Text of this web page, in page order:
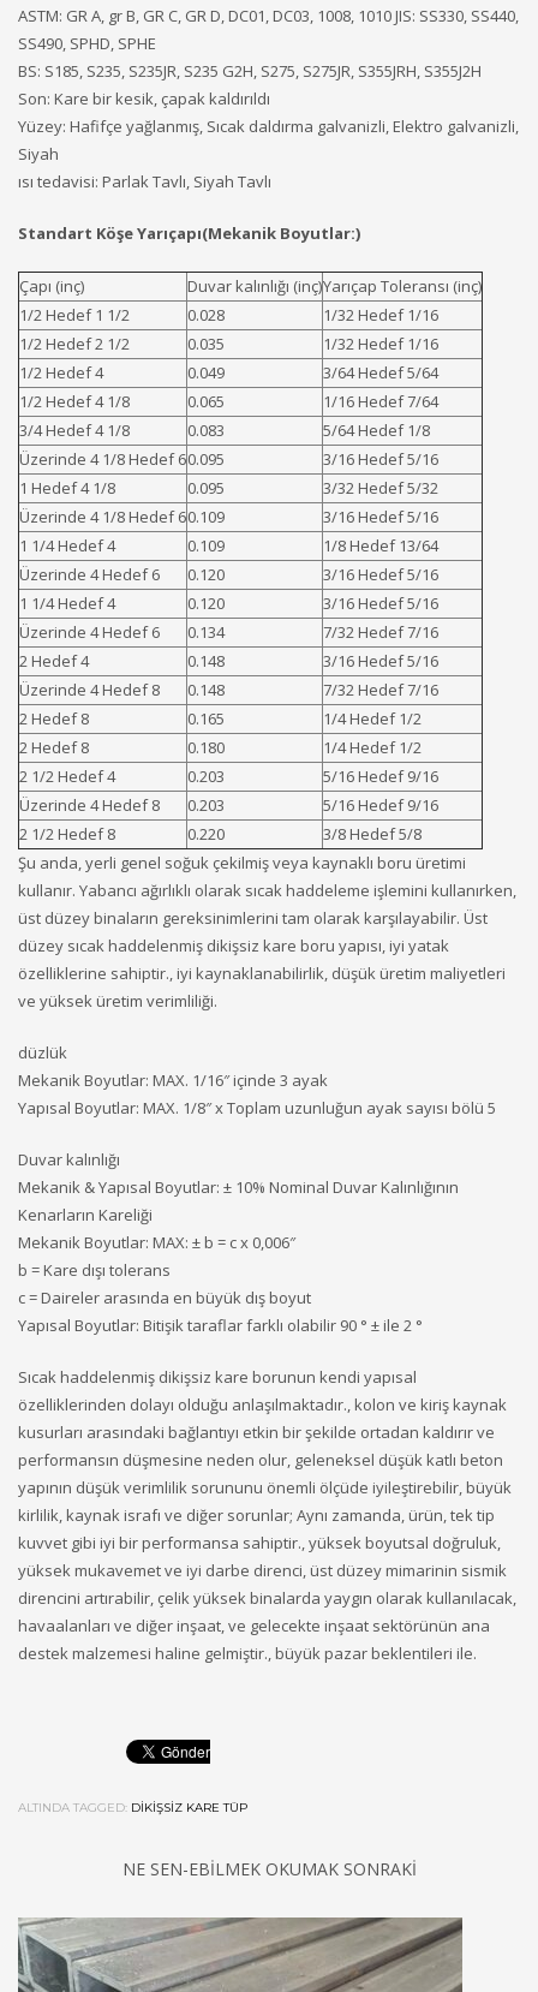
ASTM: GR A, gr B, GR C, GR D, DC01, DC03, 1008, 1010 JIS: SS330, SS440,
SS490, SPHD, SPHE
BS: S185, S235, S235JR, S235 G2H, S275, S275JR, S355JRH, S355J2H
Son: Kare bir kesik, çapak kaldırıldı
Yüzey: Hafifçe yağlanmış, Sıcak daldırma galvanizli, Elektro galvanizli,
Siyah
ısı tedavisi: Parlak Tavlı, Siyah Tavlı
Standart Köşe Yarıçapı(Mekanik Boyutlar:)
Çapı (inç) Duvar kalınlığı (inç)Yarıçap Toleransı (inç)
1/2 Hedef 1 1/2
0.028
1/32 Hedef 1/16
1/2 Hedef 2 1/2
0.035
1/32 Hedef 1/16
1/2 Hedef 4
0.049
3/64 Hedef 5/64
1/2 Hedef 4 1/8
0.065
1/16 Hedef 7/64
3/4 Hedef 4 1/8
0.083
5/64 Hedef 1/8
Üzerinde 4 1/8 Hedef 60.095
3/16 Hedef 5/16
1 Hedef 4 1/8
0.095
3/32 Hedef 5/32
Üzerinde 4 1/8 Hedef 60.109
3/16 Hedef 5/16
1 1/4 Hedef 4
0.109
1/8 Hedef 13/64
Üzerinde 4 Hedef 6
0.120
3/16 Hedef 5/16
1 1/4 Hedef 4
0.120
3/16 Hedef 5/16
Üzerinde 4 Hedef 6
0.134
7/32 Hedef 7/16
2 Hedef 4
0.148
3/16 Hedef 5/16
Üzerinde 4 Hedef 8
0.148
7/32 Hedef 7/16
2 Hedef 8
0.165
1/4 Hedef 1/2
2 Hedef 8
0.180
1/4 Hedef 1/2
2 1/2 Hedef 4
0.203
5/16 Hedef 9/16
Üzerinde 4 Hedef 8
0.203
5/16 Hedef 9/16
2 1/2 Hedef 8
0.220
3/8 Hedef 5/8
Şu anda, yerli genel soğuk çekilmiş veya kaynaklı boru üretimi
kullanır. Yabancı ağırlıklı olarak sıcak haddeleme işlemini kullanırken,
üst düzey binaların gereksinimlerini tam olarak karşılayabilir. Üst
düzey sıcak haddelenmiş dikişsiz kare boru yapısı, iyi yatak
özelliklerine sahiptir., iyi kaynaklanabilirlik, düşük üretim maliyetleri
ve yüksek üretim verimliliği.
düzlük
Mekanik Boyutlar: MAX. 1/16″ içinde 3 ayak
Yapısal Boyutlar: MAX. 1/8″ x Toplam uzunluğun ayak sayısı bölü 5
Duvar kalınlığı
Mekanik & Yapısal Boyutlar: ± 10% Nominal Duvar Kalınlığının
Kenarların Kareliği
Mekanik Boyutlar: MAX: ± b = c x 0,006″
b = Kare dışı tolerans
c = Daireler arasında en büyük dış boyut
Yapısal Boyutlar: Bitişik taraflar farklı olabilir 90 ° ± ile 2 °
Sıcak haddelenmiş dikişsiz kare borunun kendi yapısal
özelliklerinden dolayı olduğu anlaşılmaktadır., kolon ve kiriş kaynak
kusurları arasındaki bağlantıyı etkin bir şekilde ortadan kaldırır ve
performansın düşmesine neden olur, geleneksel düşük katlı beton
yapının düşük verimlilik sorununu önemli ölçüde iyileştirebilir, büyük
kirlilik, kaynak israfı ve diğer sorunlar; Aynı zamanda, ürün, tek tip
kuvvet gibi iyi bir performansa sahiptir., yüksek boyutsal doğruluk,
yüksek mukavemet ve iyi darbe direnci, üst düzey mimarinin sismik
direncini artırabilir, çelik yüksek binalarda yaygın olarak kullanılacak,
havaalanları ve diğer inşaat, ve gelecekte inşaat sektörünün ana
destek malzemesi haline gelmiştir., büyük pazar beklentileri ile.
ALTINDA TAGGED: DIKIŞSIZ KARE TÜP
NE SEN-EBILMEK OKUMAK SONRAKI